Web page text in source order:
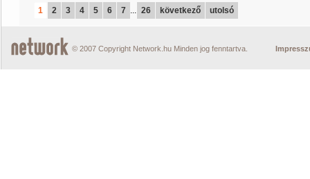
1 2 3 4 5 6 7 ... 26 következő utolsó
© 2007 Copyright Network.hu Minden jog fenntartva.